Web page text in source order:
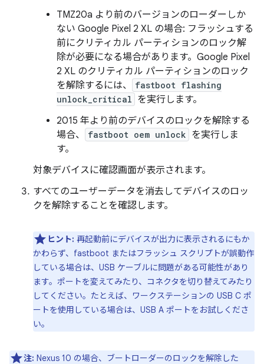
TMZ20a より前のバージョンのローダーしか
ない Google Pixel 2 XL の場合: フラッシュする
前にクリティカル パーティションのロック解
除が必要になる場合があります。Google Pixel
2 XL のクリティカル パーティションのロック
を解除するには、
fastboot flashing
unlock_critical を実行します。
2015 年より前のデバイスのロックを解除する
場合、
fastboot oem unlock を実行しま
す。
対象デバイスに確認画面が表示されます。
すべてのユーザーデータを消去してデバイスのロッ
クを解除することを確認します。
ヒント: 再起動前にデバイスが出力に表示されるにもか
かわらず、fastboot またはフラッシュ スクリプトが誤動作
している場合は、USB ケーブルに問題がある可能性があり
ます。ポートを変えてみたり、コネクタを切り替えてみたり
してください。たとえば、ワークステーションの USB C ポ
ートを使用している場合は、USB A ポートをお試しくださ
い。
注: Nexus 10 の場合、ブートローダーのロックを解除した